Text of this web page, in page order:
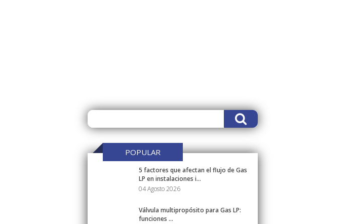
POPULAR
5 factores que afectan el flujo de Gas
LP en instalaciones i...
04 Agosto 2026
Válvula multipropósito para Gas LP:
funciones ...